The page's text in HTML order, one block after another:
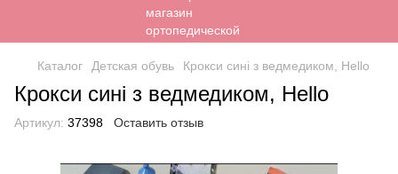
Каталог Детская обувь Крокси сині з ведмедиком, Hello
Крокси сині з ведмедиком, Hello
Артикул: 37398 Оставить отзыв